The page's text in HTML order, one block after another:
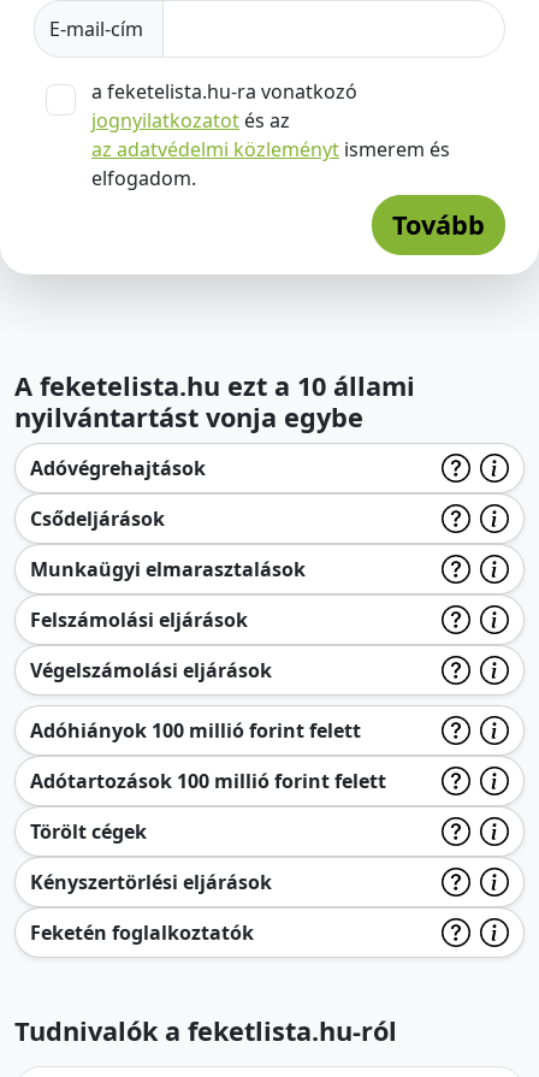
E-mail-cím
a feketelista.hu-ra vonatkozó
jognyilatkozatot és az
az adatvédelmi közleményt ismerem és
elfogadom.
Tovább
A feketelista.hu ezt a 10 állami
nyilvántartást vonja egybe
Adóvégrehajtások
Csődeljárások
Munkaügyi elmarasztalások
Felszámolási eljárások
Végelszámolási eljárások
Adóhiányok 100 millió forint felett
Adótartozások 100 millió forint felett
Törölt cégek
Kényszertörlési eljárások
Feketén foglalkoztatók
Tudnivalók a feketlista.hu-ról